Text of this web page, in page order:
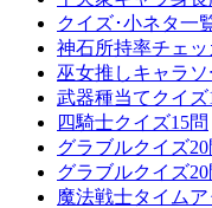
クイズ･小ネタ一
神石所持率チェッ
巫女推しキャラソ
武器種当てクイズ
四騎士クイズ15問
グラブルクイズ
グラブルクイズ
魔法戦士タイムア